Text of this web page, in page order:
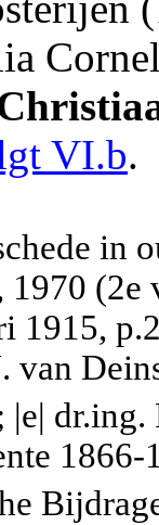
VI.b.
in
1915,
van
dr.ing.